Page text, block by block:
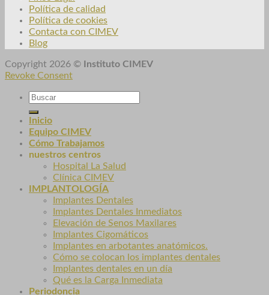
Política de calidad
Política de cookies
Contacta con CIMEV
Blog
Copyright 2026 © Instituto CIMEV
Revoke Consent
Inicio
Equipo CIMEV
Cómo Trabajamos
nuestros centros
Hospital La Salud
Clínica CIMEV
IMPLANTOLOGÍA
Implantes Dentales
Implantes Dentales Inmediatos
Elevación de Senos Maxilares
Implantes Cigomáticos
Implantes en arbotantes anatómicos.
Cómo se colocan los implantes dentales
Implantes dentales en un día
Qué es la Carga Inmediata
Periodoncia